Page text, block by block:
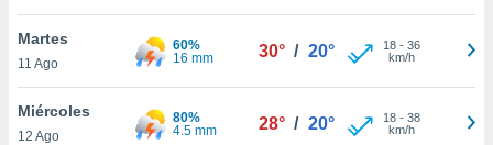
de
Martes
11 Ago
60%
16 mm
30° / 20° 18- 36
km/h
Miércoles
12 Ago
80%
4.5 mm
28° / 20° 18- 38
km/h